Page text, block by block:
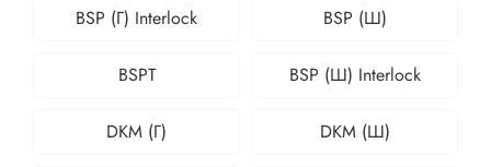
BSP (Г) Interlock BSP (Ш)
BSPT BSP (Ш) Interlock
DKM (Г) DKM (Ш)